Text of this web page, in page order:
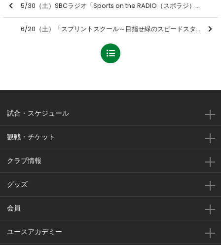
5/30（土）SBCラジオ「Sports on the RADIO（スポラジ）」
6/20（土）「スプリントスクール～目指せ緑のスピードスター～」開催のお知らせ
試合・スケジュール
観戦・チケット
クラブ情報
グッズ
会員
ユースアカデミー